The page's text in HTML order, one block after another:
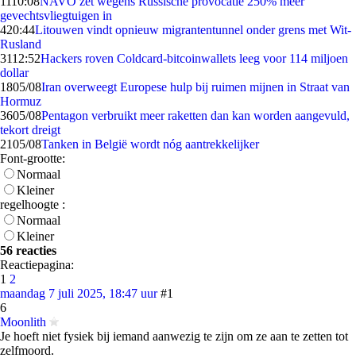
gevechtsvliegtuigen in
420:44Litouwen vindt opnieuw migrantentunnel onder grens met Wit-
Rusland
3112:52Hackers roven Coldcard-bitcoinwallets leeg voor 114 miljoen
dollar
1805/08Iran overweegt Europese hulp bij ruimen mijnen in Straat van
Hormuz
3605/08Pentagon verbruikt meer raketten dan kan worden aangevuld,
tekort dreigt
2105/08Tanken in België wordt nóg aantrekkelijker
Font-grootte:
Normaal
Kleiner
regelhoogte :
Normaal
Kleiner
56 reacties
Reactiepagina:
1 2
maandag 7 juli 2025, 18:47 uur #1
6
Moonlith
Je hoeft niet fysiek bij iemand aanwezig te zijn om ze aan te zetten tot
zelfmoord.